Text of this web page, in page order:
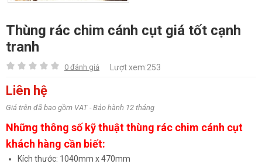
Thùng rác chim cánh cụt giá tốt cạnh
tranh
0 đánh giá Lượt xem:253
Liên hệ
Giá trên đã bao gồm VAT - Bảo hành 12 tháng
Những thông số kỹ thuật thùng rác chim cánh cụt
khách hàng cần biết:
Kích thước: 1040mm x 470mm